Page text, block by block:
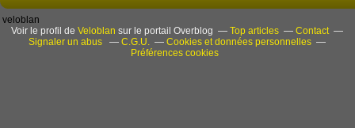
veloblan
Voir le profil deVeloblan sur le portail Overblog Top articles
Contact
Signaler un abus
C.G.U.
Cookies et données personnelles
Préférences cookies